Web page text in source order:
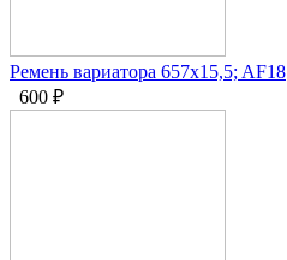
Ремень вариатора 657x15,5; AF18
600 ₽